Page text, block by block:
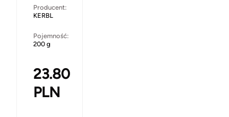
Producent:
KERBL
Pojemność:
200 g
23.80
PLN